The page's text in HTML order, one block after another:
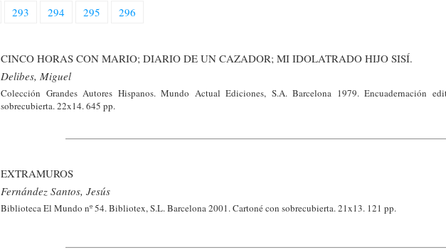
293 294 295 296
CINCO HORAS CON MARIO; DIARIO DE UN CAZADOR; MI IDOLATRADO HIJO SISÍ.
Delibes, Miguel
Colección Grandes Autores Hispanos. Mundo Actual Ediciones, S.A. Barcelona 1979. Encuadernación
sobrecubierta. 22x14. 645 pp.
EXTRAMUROS
Fernández Santos, Jesús
Biblioteca El Mundo nº 54. Bibliotex, S.L. Barcelona 2001. Cartoné con sobrecubierta. 21x13. 121 pp.